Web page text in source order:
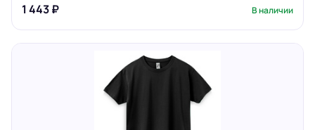
1 443 ₽ В наличии